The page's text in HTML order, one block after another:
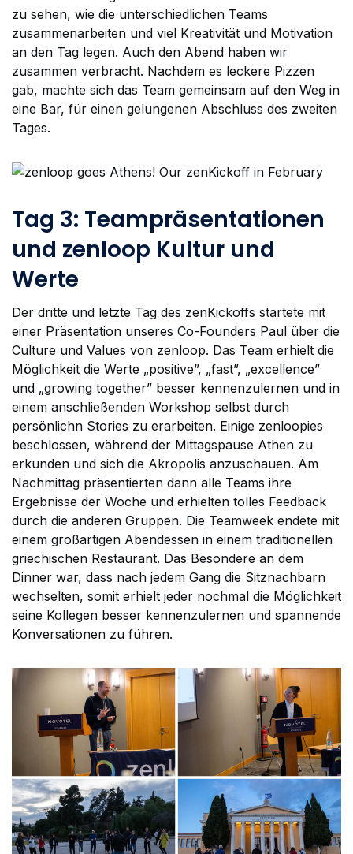
zu sehen, wie die unterschiedlichen Teams
zusammenarbeiten und viel Kreativität und Motivation
an den Tag legen. Auch den Abend haben wir
zusammen verbracht. Nachdem es leckere Pizzen
gab, machte sich das Team gemeinsam auf den Weg in
eine Bar, für einen gelungenen Abschluss des zweiten
Tages.
Tag 3: Teampräsentationen
und zenloop Kultur und
Werte
Der dritte und letzte Tag des zenKickoffs startete mit
einer Präsentation unseres Co-Founders Paul über die
Culture und Values von zenloop. Das Team erhielt die
Möglichkeit die Werte „positive”, „fast”, „excellence”
und „growing together” besser kennenzulernen und in
einem anschließenden Workshop selbst durch
persönlichn Stories zu erarbeiten. Einige zenloopies
beschlossen, während der Mittagspause Athen zu
erkunden und sich die Akropolis anzuschauen. Am
Nachmittag präsentierten dann alle Teams ihre
Ergebnisse der Woche und erhielten tolles Feedback
durch die anderen Gruppen. Die Teamweek endete mit
einem großartigen Abendessen in einem traditionellen
griechischen Restaurant. Das Besondere an dem
Dinner war, dass nach jedem Gang die Sitznachbarn
wechselten, somit erhielt jeder nochmal die Möglichkeit
seine Kollegen besser kennenzulernen und spannende
Konversationen zu führen.